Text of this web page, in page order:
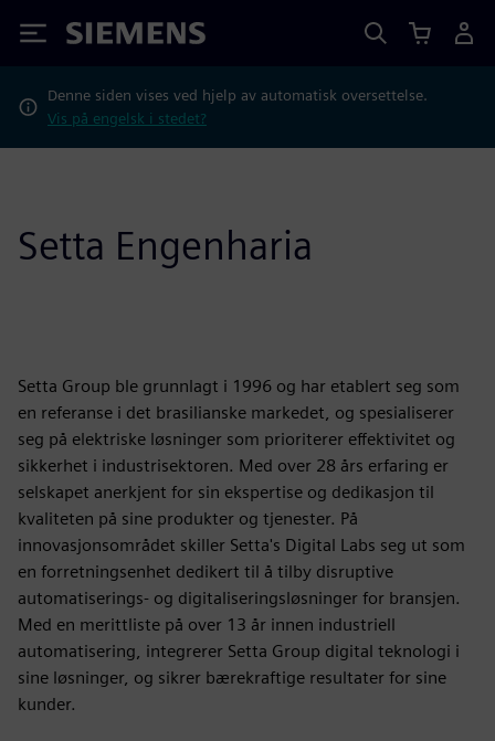
Siemens
Denne siden vises ved hjelp av automatisk oversettelse.
Vis på engelsk i stedet?
Setta Engenharia
Setta Group ble grunnlagt i 1996 og har etablert seg som
en referanse i det brasilianske markedet, og spesialiserer
seg på elektriske løsninger som prioriterer effektivitet og
sikkerhet i industrisektoren. Med over 28 års erfaring er
selskapet anerkjent for sin ekspertise og dedikasjon til
kvaliteten på sine produkter og tjenester. På
innovasjonsområdet skiller Setta's Digital Labs seg ut som
en forretningsenhet dedikert til å tilby disruptive
automatiserings- og digitaliseringsløsninger for bransjen.
Med en merittliste på over 13 år innen industriell
automatisering, integrerer Setta Group digital teknologi i
sine løsninger, og sikrer bærekraftige resultater for sine
kunder.